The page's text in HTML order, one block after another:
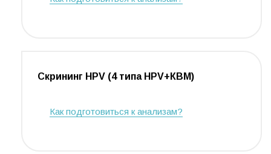
Скрининг HPV (4 типа HPV+КВМ)
Как подготовиться к анализам?